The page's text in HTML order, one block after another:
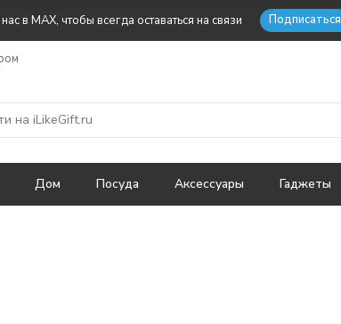
в MAX, чтобы всегда оставаться на связи Подписаться
Дом Посуда Аксессуары Гаджеты